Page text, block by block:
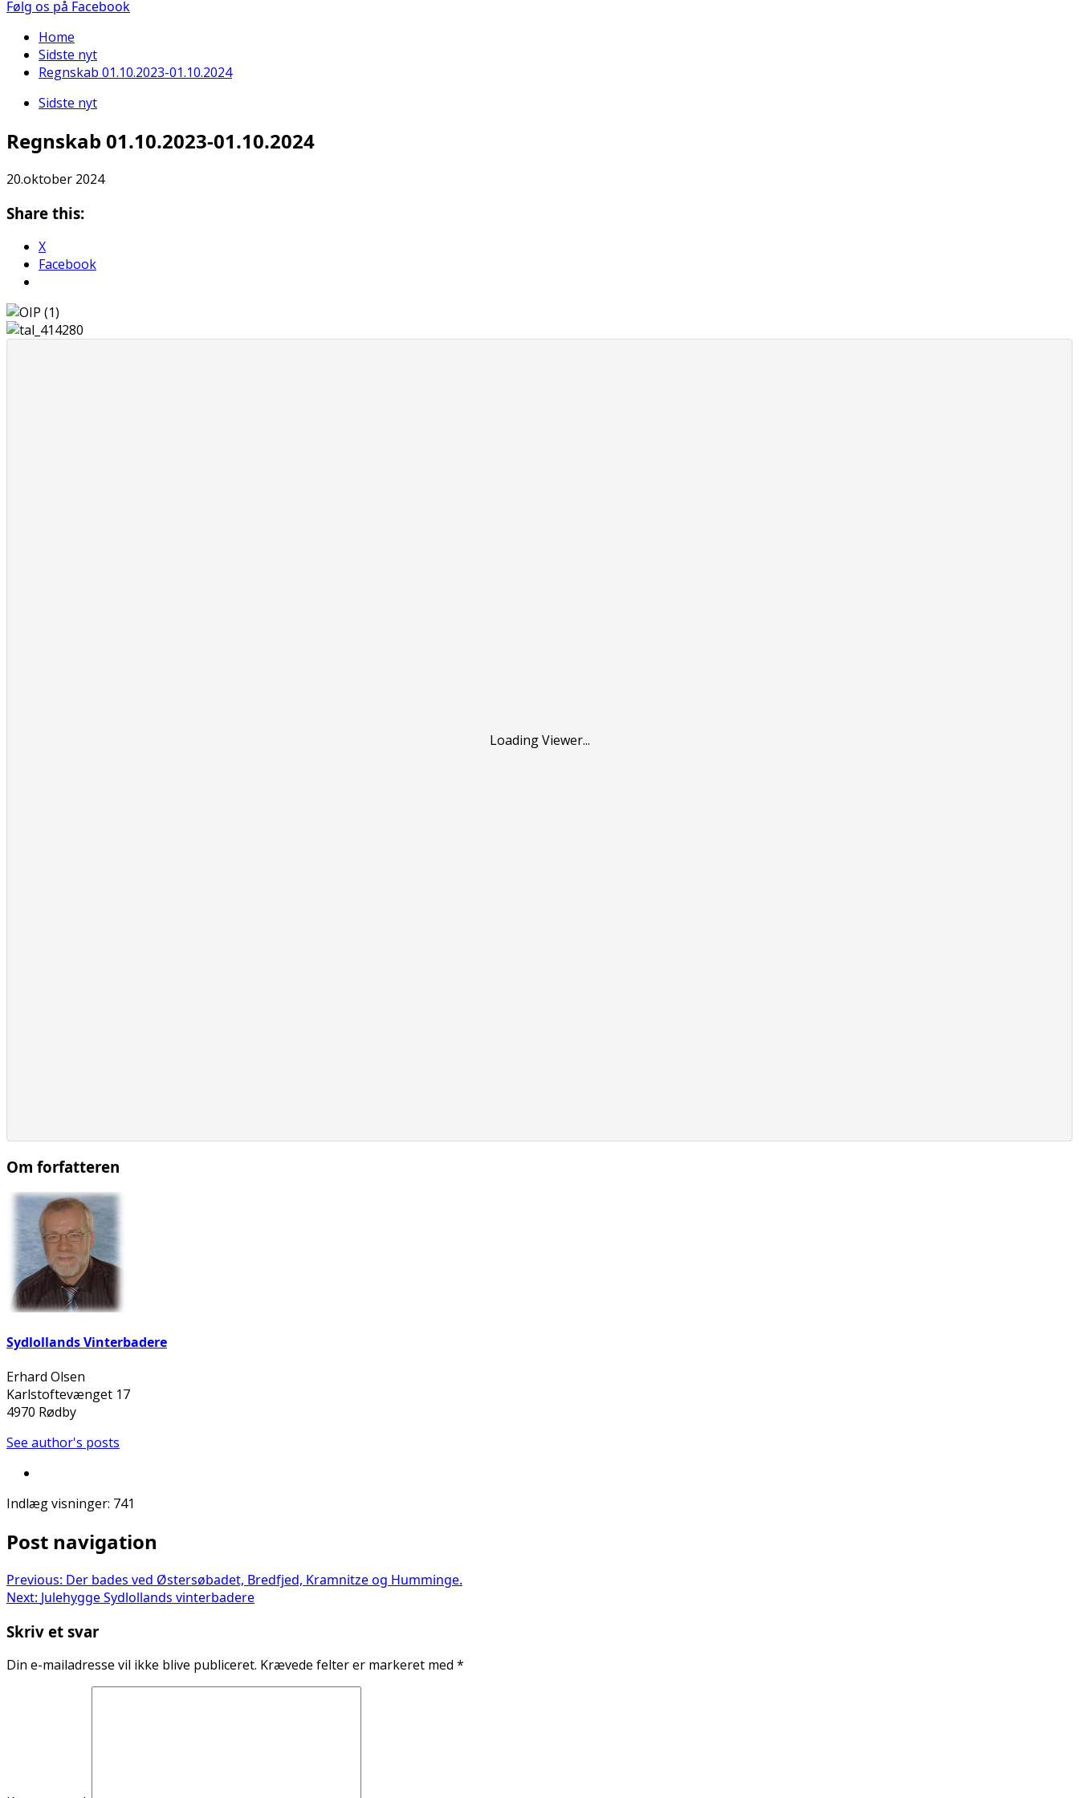
Følg os på Facebook
Home
Sidste nyt
Regnskab 01.10.2023-01.10.2024
Sidste nyt
Regnskab 01.10.2023-01.10.2024
20.oktober 2024
Share this:
X
Facebook
Loading Viewer...
Om forfatteren
Sydlollands Vinterbadere
Erhard Olsen
Karlstoftevænget 17
4970 Rødby
See author's posts
Indlæg visninger: 741
Post navigation
Previous: Der bades ved Østersøbadet, Bredfjed, Kramnitze og Humminge.
Next: Julehygge Sydlollands vinterbadere
Skriv et svar
Din e-mailadresse vil ikke blive publiceret. Krævede felter er markeret med *